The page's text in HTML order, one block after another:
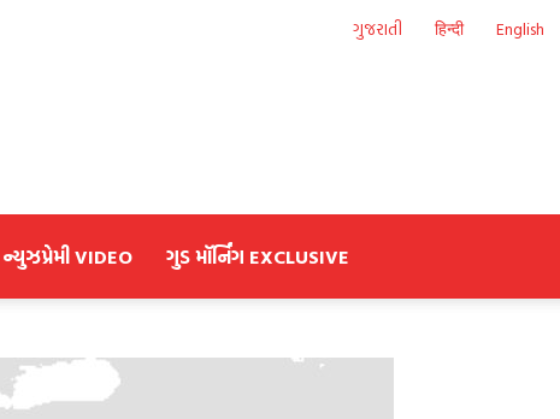
ગુજરાતી हिन्दी English
ન્યુઝપ્રેમી VIDEO ગુડ મૉર્નિંગ EXCLUSIVE